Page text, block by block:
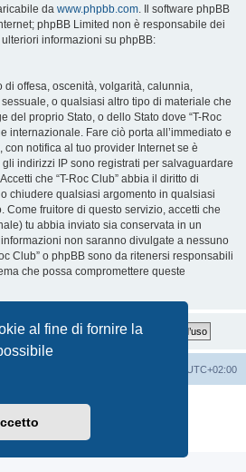
al fine di fornire la
da www.phpbb.com. Il software phpBB
phpBB Limited non è responsabile dei
informazioni su phpBB:
offesa, oscenità, volgarità, calunnia,
o qualsiasi altro tipo di materiale che
del proprio Stato, o dello Stato dove “T-Roc
internazionale. Fare ciò porta all’immediato e
notifica al tuo provider Internet se è
indirizzi IP sono registrati per salvaguardare
che “T-Roc Club” abbia il diritto di
chiudere qualsiasi argomento in qualsiasi
Come fruitore di questo servizio, accetti che
tu abbia inviato sia conservata in un
non saranno divulgate a nessuno
Club” o phpBB sono da ritenersi responsabili
che possa compromettere queste
UTC+02:00
Italiana